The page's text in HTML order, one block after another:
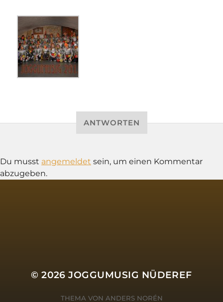
ANTWORTEN
Du musst angemeldet sein, um einen Kommentar
abzugeben.
© 2026JOGGUMUSIG NÜDEREF
THEMA VON ANDERS NORÉN